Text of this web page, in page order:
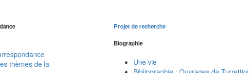
thèmes de la
Projet de recherche
Biographie
Une vie